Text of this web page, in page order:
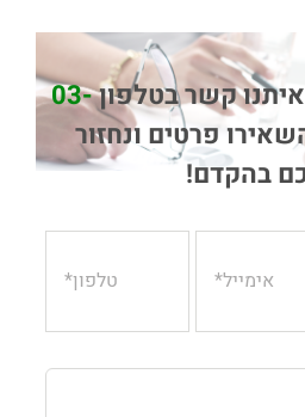
קשר בטלפון03-
פרטים ונחזור
בהקדם!